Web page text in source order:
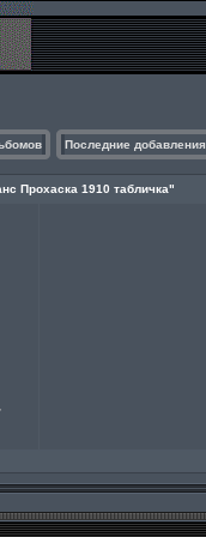
Последние добавления
Прохаска 1910 табличка"